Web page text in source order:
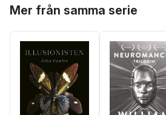
Mer från samma serie